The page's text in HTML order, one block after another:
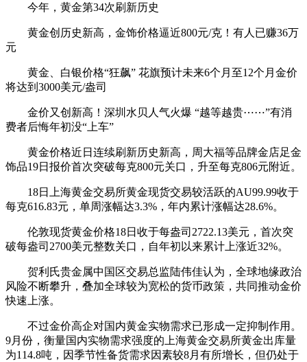
今年，黄金第34次刷新历史
黄金创历史新高，金饰价格逼近800元/克！有人已赚36万
元
黄金、白银价格“狂飙” 花旗预计未来6个月至12个月金价
将达到3000美元/盎司
金价又创新高！深圳水贝人气火爆 “越等越贵⋯⋯”有消
费者后悔年初没“上车”
黄金价格近日连续刷新历史新高，周大福等品牌金店足金
饰品19日报价首次突破每克800元关口，升至每克806元附近。
18日上海黄金交易所黄金现货交易较活跃的AU99.99收于
每克616.83元，单周涨幅达3.3%，年内累计涨幅达28.6%。
伦敦现货黄金价格18日收于每盎司2722.13美元，首次突
破每盎司2700美元整数关口，自年初以来累计上涨近32%。
贺利氏贵金属中国区交易总监陆伟佳认为，全球地缘政治
风险不断攀升，叠加全球较为宽松的货币政策，共同推动金价
快速上涨。
不过金价高企对国内黄金实物需求已形成一定抑制作用。
9月份，衡量国内实物需求强度的上海黄金交易所黄金出库量
为114.8吨，因季节性备货需求因素较8月有所增长，但仍处于